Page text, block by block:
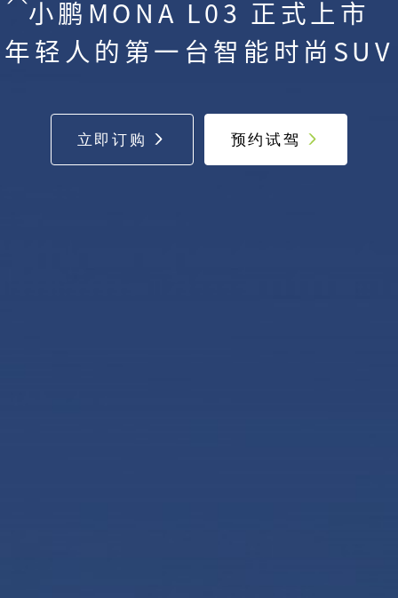
小鹏 MONA L03 正式上市
年轻人的第一台智能时尚 SUV
立即订购 预约试驾